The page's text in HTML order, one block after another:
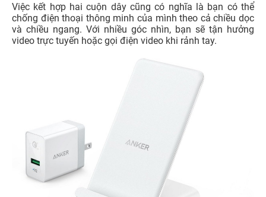
Việc kết hợp hai cuộn dây cũng có nghĩa là bạn có thể
chống điện thoại thông minh của mình theo cả chiều dọc
và chiều ngang. Với nhiều góc nhìn, bạn sẽ tận hưởng
video trực tuyến hoặc gọi điện video khi rảnh tay.